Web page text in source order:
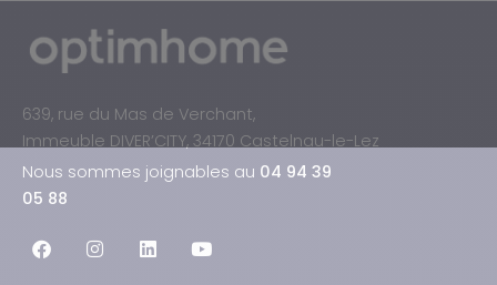
639, rue du Mas de Verchant,
Immeuble DIVER’CITY, 34170 Castelnau-le-Lez
Nous sommes joignables au 04 94 39
05 88